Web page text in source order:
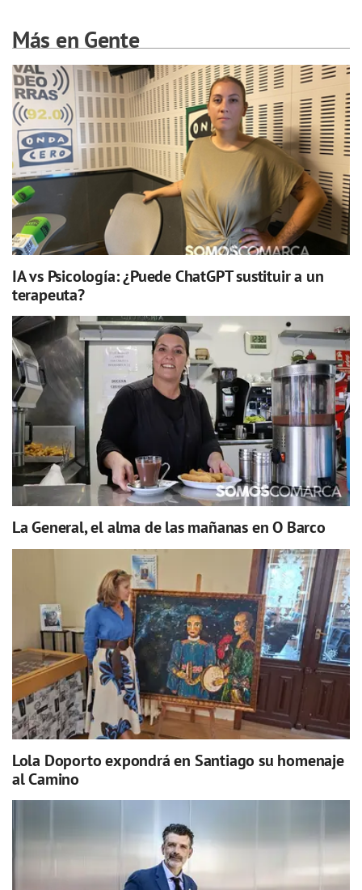
Más en Gente
IA vs Psicología: ¿Puede ChatGPT sustituir a un
terapeuta?
La General, el alma de las mañanas en O Barco
Lola Doporto expondrá en Santiago su homenaje
al Camino